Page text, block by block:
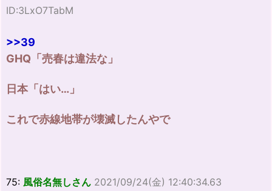
ID:3LxO7TabM
>>39
GHQ「売春は違法な」
日本「はい…」
これで赤線地帯が壊滅したんやで
75: 風俗名無しさん 2021/09/24(金) 12:40:34.63